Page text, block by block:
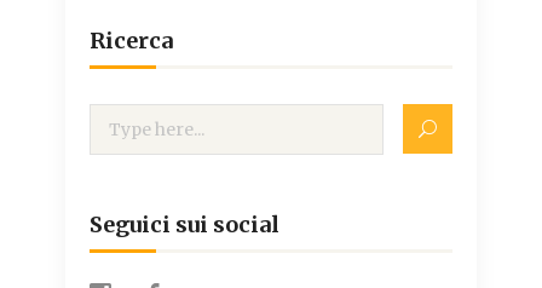
Ricerca
Seguici sui social